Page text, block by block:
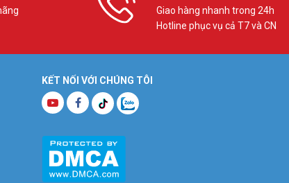
Giao hàng nhanh trong 24h
Hotline phục vụ cả T7 và CN
KẾT NỐI VỚI CHÚNG TÔI